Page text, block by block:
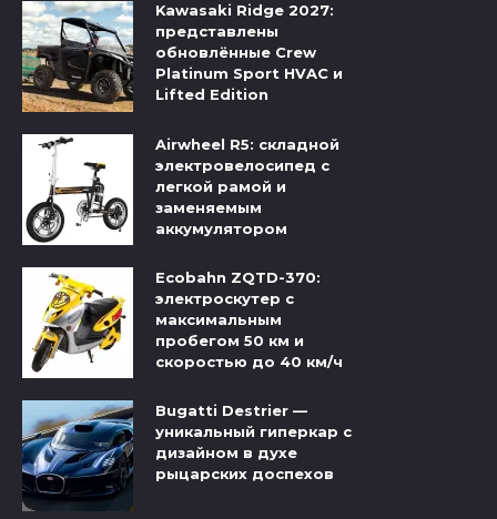
Kawasaki Ridge 2027:
представлены
обновлённые Crew
Platinum Sport HVAC и
Lifted Edition
Airwheel R5: складной
электровелосипед с
легкой рамой и
заменяемым
аккумулятором
Ecobahn ZQTD-370:
электроскутер с
максимальным
пробегом 50 км и
скоростью до 40 км/ч
Bugatti Destrier —
уникальный гиперкар с
дизайном в духе
рыцарских доспехов